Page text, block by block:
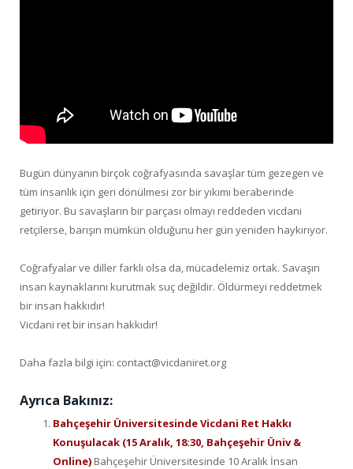
Bugün dünyanın birçok coğrafyasında savaşlar tüm gezegen ve
tüm insanlık için geri dönülmesi zor bir yıkımı beraberinde
getiriyor. Bu savaşların bir parçası olmayı reddeden vicdani
retçilerse, barışın mümkün olduğunu her gün yeniden haykırıyor.
Coğrafyalar ve diller farklı olsa da, mücadelemiz ortak. Savaşın
insan kaynaklarını kurutmak suç değildir. Öldürmeyi reddetmek
bir insan hakkıdır!
Vicdani ret bir insan hakkıdır!
Daha fazla bilgi için: contact@vicdaniret.org
Ayrıca Bakınız:
Bahçeşehir Üniversitesinde Vicdani Ret Hakkı
Konuşulacak (15 Aralık, 18:30, Bahçeşehir Üniv &
Online) Bahçeşehir Üniversitesinde 10 Aralık İnsan